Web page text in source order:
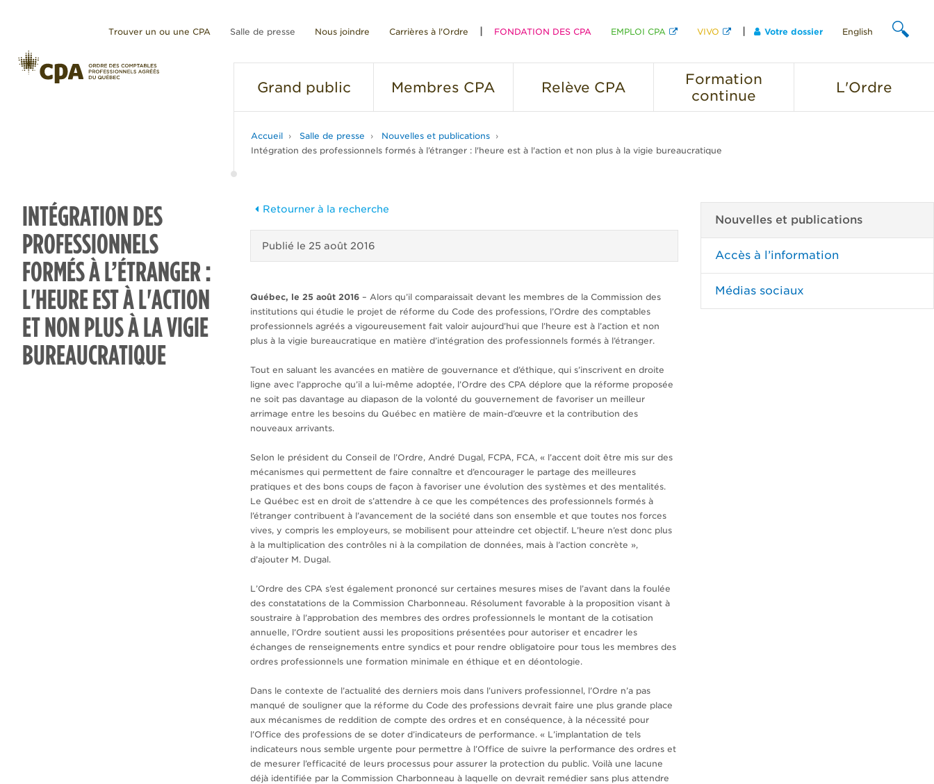
Trouver un ou une CPA Salle de presse Nous joindre Carrières à l'Ordre FONDATION DES CPA EMPLOI CPA VIVO Votre dossier English
Grand public Membres CPA Relève CPA
Formation
continue
L'Ordre
Accueil Salle de presse
Nouvelles et publications
Intégration des professionnels formés à l’étranger : l'heure est à l'action et non plus à la vigie bureaucratique
INTÉGRATION DES
PROFESSIONNELS
FORMÉS À L’ÉTRANGER :
L'HEURE EST À L'ACTION
ET NON PLUS À LA VIGIE
BUREAUCRATIQUE
Retourner à la recherche
Publié le 25 août 2016
Québec, le 25 août 2016 – Alors qu’il comparaissait devant les membres de la Commission des
institutions qui étudie le projet de réforme du Code des professions, l’Ordre des comptables
professionnels agréés a vigoureusement fait valoir aujourd’hui que l’heure est à l’action et non
plus à la vigie bureaucratique en matière d’intégration des professionnels formés à l’étranger.
Tout en saluant les avancées en matière de gouvernance et d’éthique, qui s’inscrivent en droite
ligne avec l’approche qu’il a lui-même adoptée, l’Ordre des CPA déplore que la réforme proposée
ne soit pas davantage au diapason de la volonté du gouvernement de favoriser un meilleur
arrimage entre les besoins du Québec en matière de main-d’œuvre et la contribution des
nouveaux arrivants.
Selon le président du Conseil de l’Ordre, André Dugal, FCPA, FCA, « l’accent doit être mis sur des
mécanismes qui permettent de faire connaître et d’encourager le partage des meilleures
pratiques et des bons coups de façon à favoriser une évolution des systèmes et des mentalités.
Le Québec est en droit de s’attendre à ce que les compétences des professionnels formés à
l’étranger contribuent à l’avancement de la société dans son ensemble et que toutes nos forces
vives, y compris les employeurs, se mobilisent pour atteindre cet objectif. L’heure n’est donc plus
à la multiplication des contrôles ni à la compilation de données, mais à l’action concrète »,
d’ajouter M. Dugal.
L’Ordre des CPA s’est également prononcé sur certaines mesures mises de l’avant dans la foulée
des constatations de la Commission Charbonneau. Résolument favorable à la proposition visant à
soustraire à l’approbation des membres des ordres professionnels le montant de la cotisation
annuelle, l’Ordre soutient aussi les propositions présentées pour autoriser et encadrer les
échanges de renseignements entre syndics et pour rendre obligatoire pour tous les membres des
ordres professionnels une formation minimale en éthique et en déontologie.
Dans le contexte de l’actualité des derniers mois dans l’univers professionnel, l’Ordre n’a pas
manqué de souligner que la réforme du Code des professions devrait faire une plus grande place
aux mécanismes de reddition de compte des ordres et en conséquence, à la nécessité pour
l’Office des professions de se doter d’indicateurs de performance. « L’implantation de tels
indicateurs nous semble urgente pour permettre à l’Office de suivre la performance des ordres et
de mesurer l’efficacité de leurs processus pour assurer la protection du public. Voilà une lacune
déjà identifiée par la Commission Charbonneau à laquelle on devrait remédier sans plus attendre
Nouvelles et publications
Accès à l’information
Médias sociaux